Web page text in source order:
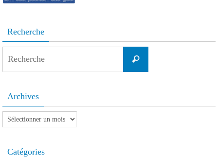
Recherche
Recherche
Archives
Archives
Catégories